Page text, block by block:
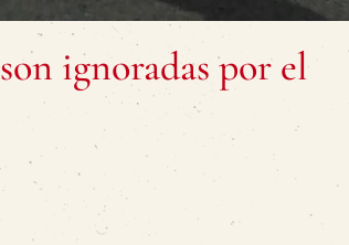
ignoradas por el